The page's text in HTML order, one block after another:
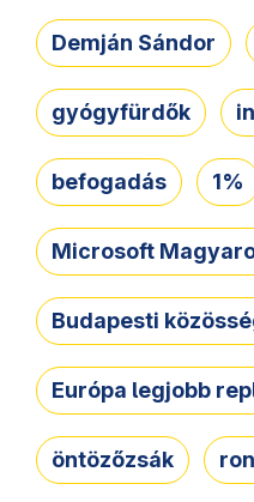
Demján Sándor
gyógyfürdők
befogadás 1%
Microsoft
Budapesti
Európa legjobb
öntözőzsák